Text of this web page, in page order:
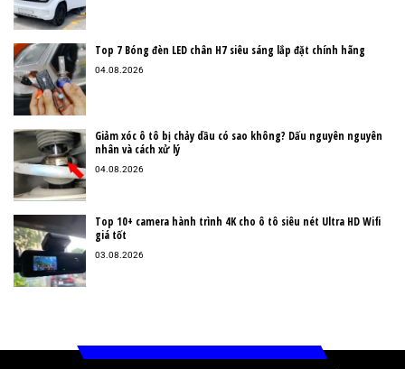
Top 7 Bóng đèn LED chân H7 siêu sáng lắp đặt chính hãng
04.08.2026
Giảm xóc ô tô bị chảy dầu có sao không? Dấu nguyên nguyên
nhân và cách xử lý
04.08.2026
Top 10+ camera hành trình 4K cho ô tô siêu nét Ultra HD Wifi
giá tốt
03.08.2026